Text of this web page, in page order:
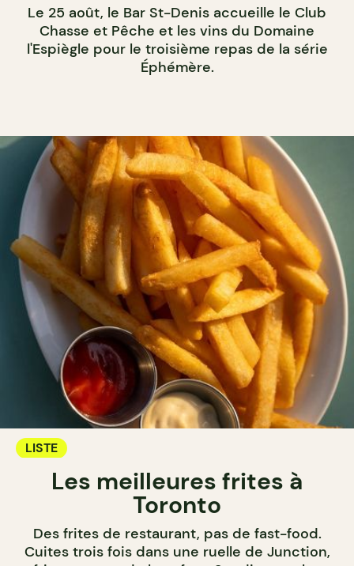
Le 25 août, le Bar St-Denis accueille le Club
Chasse et Pêche et les vins du Domaine
l'Espiègle pour le troisième repas de la série
Éphémère.
LISTE
Les meilleures frites à
Toronto
Des frites de restaurant, pas de fast-food.
Cuites trois fois dans une ruelle de Junction,